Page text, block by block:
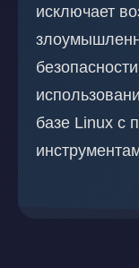
исключает
базе Linux с